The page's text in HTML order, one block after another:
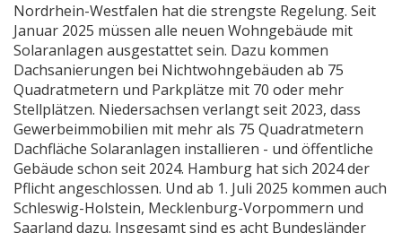
Nordrhein-Westfalen hat die strengste Regelung. Seit
Januar 2025 müssen alle neuen Wohngebäude mit
Solaranlagen ausgestattet sein. Dazu kommen
Dachsanierungen bei Nichtwohngebäuden ab 75
Quadratmetern und Parkplätze mit 70 oder mehr
Stellplätzen. Niedersachsen verlangt seit 2023, dass
Gewerbeimmobilien mit mehr als 75 Quadratmetern
Dachfläche Solaranlagen installieren - und öffentliche
Gebäude schon seit 2024. Hamburg hat sich 2024 der
Pflicht angeschlossen. Und ab 1. Juli 2025 kommen auch
Schleswig-Holstein, Mecklenburg-Vorpommern und
Saarland dazu. Insgesamt sind es acht Bundesländer